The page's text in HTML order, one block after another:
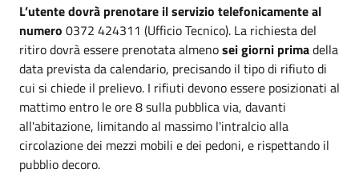
L’utente dovrà prenotare il servizio telefonicamente al
numero 0372 424311 (Ufficio Tecnico). La richiesta del
ritiro dovrà essere prenotata almenosei giorni primadella
data prevista da calendario, precisando il tipo di rifiuto di
cui si chiede il prelievo. I rifiuti devono essere posizionati al
mattimo entro le ore 8 sulla pubblica via, davanti
all'abitazione, limitando al massimo l'intralcio alla
circolazione dei mezzi mobili e dei pedoni, e rispettando il
pubblio decoro.